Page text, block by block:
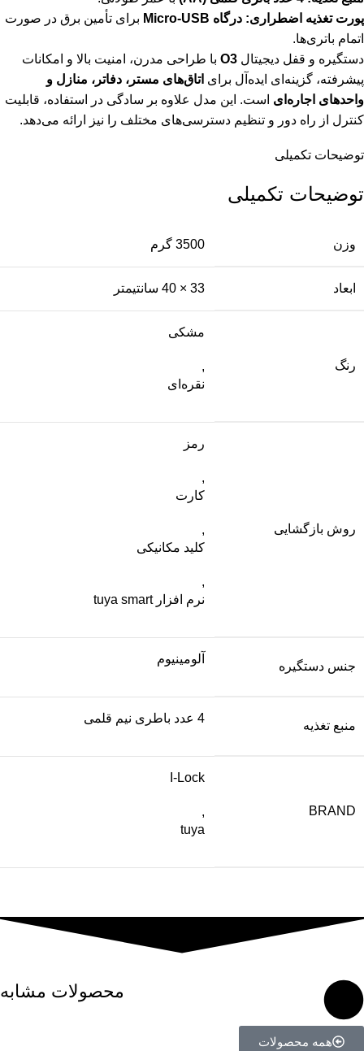
پورت تغذیه اضطراری: درگاه Micro-USB
برای تأمین برق در صورت
اتمام باتری‌ها.
دستگیره و قفل دیجیتال O3 با طراحی مدرن، امنیت بالا و امکانات
پیشرفته، گزینه‌ای ایده‌آل برای اتاق‌های مستر، دفاتر، منازل و
واحدهای اجاره‌ای است. این مدل علاوه بر سادگی در استفاده، قابلیت
کنترل از راه دور و تنظیم دسترسی‌های مختلف را نیز ارائه می‌دهد.
توضیحات تکمیلی
توضیحات تکمیلی
وزن 3500 گرم
ابعاد 33 × 40 سانتیمتر
رنگ
مشکی
,
نقره‌ای
روش بازگشایی
رمز
,
کارت
,
کلید مکانیکی
,
نرم افزار tuya smart
جنس دستگیره
آلومینیوم
منبع تغذیه
4 عدد باطری نیم قلمی
BRAND
I-Lock
,
tuya
محصولات مشابه
همه محصولات